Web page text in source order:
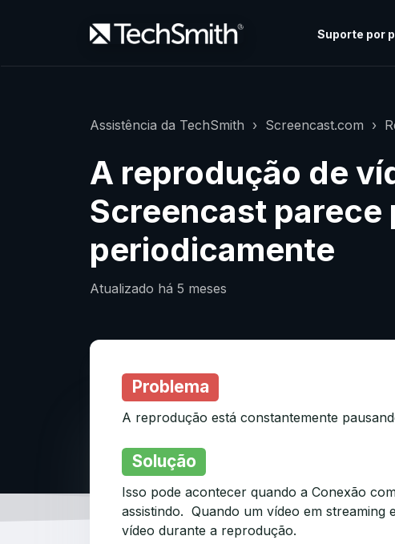
Suporte por
Assistência da TechSmith Screencast.com
A reprodução de
Screencast parece
periodicamente
Atualizado há 5 meses
Problema
A reprodução está constantemente
Solução
Isso pode acontecer quando a Conexão
assistindo. Quando um vídeo em streaming
vídeo durante a reprodução.